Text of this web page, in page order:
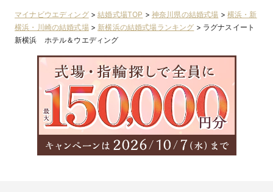
マイナビウエディング>結婚式場TOP > 神奈川県の結婚式場 > 横浜・新
横浜・川崎の結婚式場> 新横浜の結婚式場ランキング > ラグナスイート
新横浜 ホテル＆ウエディング